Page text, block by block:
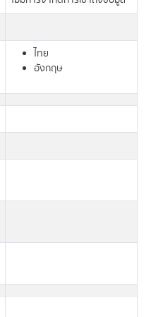
ไทย
อังกฤษ